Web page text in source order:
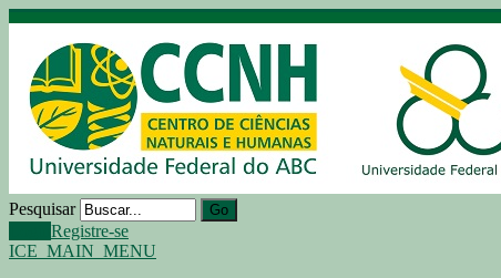
Pesquisar Go
Registre-se
ICE_MAIN_MENU